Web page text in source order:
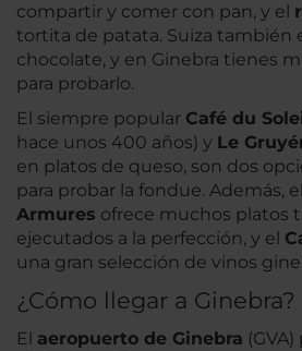
compartir y comer con pan, y el
tortita de patata. Suiza también
chocolate, y en Ginebra tienes
para probarlo.
El siempre popular Café du
hace unos 400 años) y Le
en platos de queso, son dos
para probar la fondue. Además, el
Armures ofrece muchos platos
ejecutados a la perfección, y el
una gran selección de vinos
¿Cómo llegar a Ginebra?
El aeropuerto de Ginebra